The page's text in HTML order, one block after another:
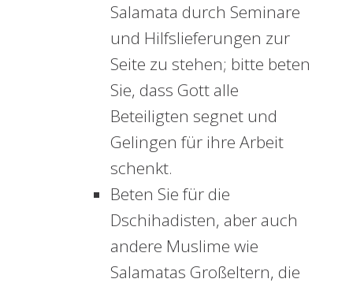
Salamata durch Seminare
und Hilfslieferungen zur
Seite zu stehen; bitte beten
Sie, dass Gott alle
Beteiligten segnet und
Gelingen für ihre Arbeit
schenkt.
Beten Sie für die
Dschihadisten, aber auch
andere Muslime wie
Salamatas Großeltern, die